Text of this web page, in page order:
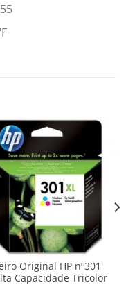
Original HP nº301
Capacidade Tricolor